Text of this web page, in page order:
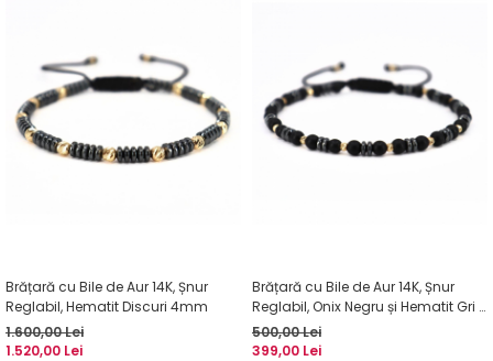
Brățară cu Bile de Aur 14K, Șnur
Reglabil, Hematit Discuri 4mm
1.600,00 Lei
1.520,00 Lei
Brățară cu Bile de Aur 14K, Șnur
Reglabil, Onix Negru și Hematit Gri 4
mm
500,00 Lei
399,00 Lei